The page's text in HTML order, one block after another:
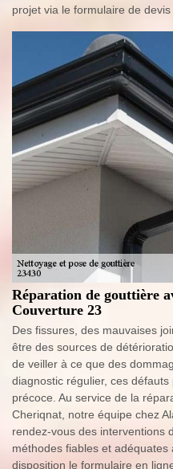
projet via le formulaire de devis
Réparation de gouttière
Couverture 23
Des fissures, des mauvaises
être des sources de
de veiller à ce que des
diagnostic régulier, ces
précoce. Au service de la
Cheriqnat, notre équipe chez
rendez-vous des interventions
méthodes fiables et
disposition le formulaire en